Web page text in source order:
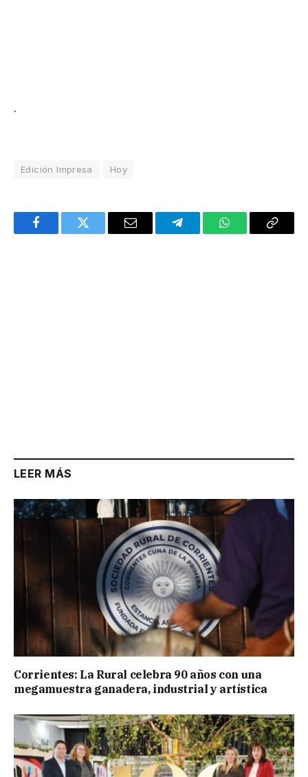
.
Edición Impresa Hoy
FacebookTwitter Email TelegramWhatsAppCopy
LEER MÁS
Corrientes: La Rural celebra 90 años con una
megamuestra ganadera, industrial y artística